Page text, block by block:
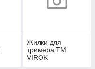
Жилки для
тримера TM
VIROK